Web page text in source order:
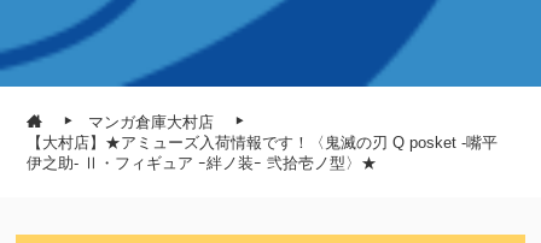
マンガ倉庫大村店
【大村店】★アミューズ入荷情報です！〈鬼滅の刃 Q posket -嘴平
伊之助- Ⅱ・フィギュア ｰ絆ノ装ｰ 弐拾壱ノ型〉★